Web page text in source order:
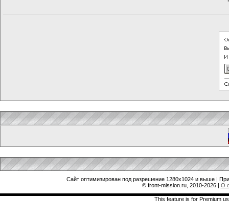
Сайт оптимизирован под разрешение 1280x1024 и выше |
© front-mission.ru, 2010-2026| О
This feature is for Premium